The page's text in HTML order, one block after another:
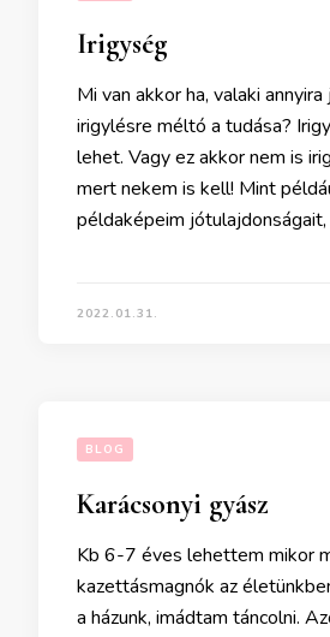
Irigység
Mi van akkor ha, valaki
irigylésre méltó a tudása?
lehet. Vagy ez akkor nem is
mert nekem is kell! Mint
példaképeim jótulajdonságait,
2022.01.31.
BLOG
Karácsonyi gyász
Kb 6-7 éves lehettem mikor
kazettásmagnók az
a házunk, imádtam táncolni.